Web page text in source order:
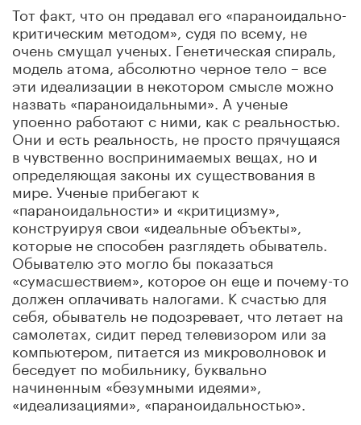
Тот факт, что он предавал его «параноидально-
критическим методом», судя по всему, не
очень смущал ученых. Генетическая спираль,
модель атома, абсолютно черное тело – все
эти идеализации в некотором смысле можно
назвать «параноидальными». А ученые
упоенно работают с ними, как с реальностью.
Они и есть реальность, не просто прячущаяся
в чувственно воспринимаемых вещах, но и
определяющая законы их существования в
мире. Ученые прибегают к
«параноидальности» и «критицизму»,
конструируя свои «идеальные объекты»,
которые не способен разглядеть обыватель.
Обывателю это могло бы показаться
«сумасшествием», которое он еще и почему-то
должен оплачивать налогами. К счастью для
себя, обыватель не подозревает, что летает на
самолетах, сидит перед телевизором или за
компьютером, питается из микроволновок и
беседует по мобильнику, буквально
начиненным «безумными идеями»,
«идеализациями», «параноидальностью».